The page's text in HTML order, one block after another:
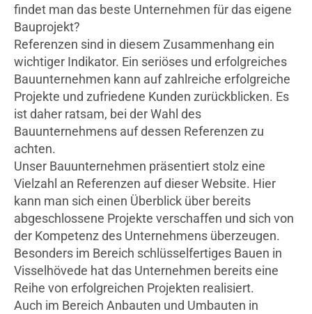
findet man das beste Unternehmen für das eigene
Bauprojekt?
Referenzen sind in diesem Zusammenhang ein
wichtiger Indikator. Ein seriöses und erfolgreiches
Bauunternehmen kann auf zahlreiche erfolgreiche
Projekte und zufriedene Kunden zurückblicken. Es
ist daher ratsam, bei der Wahl des
Bauunternehmens auf dessen Referenzen zu
achten.
Unser Bauunternehmen präsentiert stolz eine
Vielzahl an Referenzen auf dieser Website. Hier
kann man sich einen Überblick über bereits
abgeschlossene Projekte verschaffen und sich von
der Kompetenz des Unternehmens überzeugen.
Besonders im Bereich schlüsselfertiges Bauen in
Visselhövede hat das Unternehmen bereits eine
Reihe von erfolgreichen Projekten realisiert.
Auch im Bereich Anbauten und Umbauten in